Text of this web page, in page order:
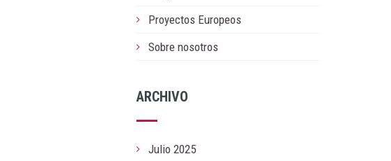
Proyectos Europeos
Sobre nosotros
ARCHIVO
Julio 2025